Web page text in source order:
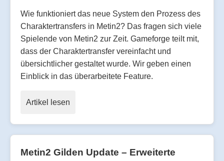
Wie funktioniert das neue System den Prozess des
Charaktertransfers in Metin2? Das fragen sich viele
Spielende von Metin2 zur Zeit. Gameforge teilt mit,
dass der Charaktertransfer vereinfacht und
übersichtlicher gestaltet wurde. Wir geben einen
Einblick in das überarbeitete Feature.
Artikel lesen
Metin2 Gilden Update – Erweiterte